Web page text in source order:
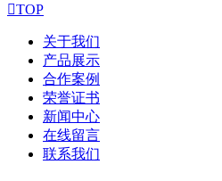
TOP
关于我们
产品展示
合作案例
荣誉证书
新闻中心
在线留言
联系我们